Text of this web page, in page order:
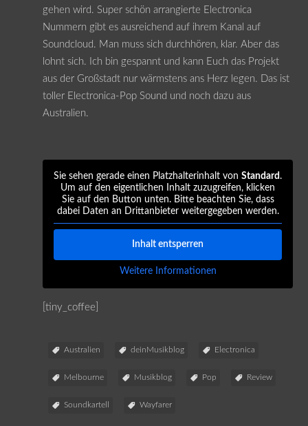
gehen wird. Super schön arrangierte Electronica
Nummern gibt es ausreichend auf ihrem Kanal auf
Soundcloud. Man muss sich durchhören, klar. Aber das
lohnt sich. Ich bin gespannt und kann Euch das Projekt
aus der Großstadt nur wärmstens ans Herz legen. Das ist
toller Electronica-Pop Sound und noch dazu aus
Australien.
Sie sehen gerade einen Platzhalterinhalt von Standard .
Um auf den eigentlichen Inhalt zuzugreifen, klicken
Sie auf den Button unten. Bitte beachten Sie, dass
dabei Daten an Drittanbieter weitergegeben werden.
Inhalt entsperren
Weitere Informationen
[tiny_coffee]
Australien deinMusikblog Electronica
Melbourne Musikblog Pop Review
Soundkartell Wayfarer